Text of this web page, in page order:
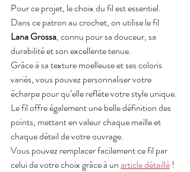
Pour ce projet, le choix du fil est essentiel.
Dans ce patron au crochet, on utilise le fil
Lana Grossa, connu pour sa douceur, sa
durabilité et son excellente tenue.
Grâce à sa texture moelleuse et ses coloris
variés, vous pouvez personnaliser votre
écharpe pour qu’elle reflète votre style unique.
Le fil offre également une belle définition des
points, mettant en valeur chaque maille et
chaque détail de votre ouvrage.
Vous pouvez remplacer facilement ce fil par
celui de votre choix grâce à un article détaillé !